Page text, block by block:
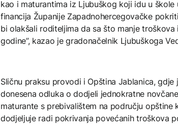
kao i maturantima iz Ljubuškog koji idu u
financija Županije Zapadnohercegovačke
bi olakšali roditeljima da sa što manje
godine”, kazao je gradonačelnik Ljubuškoga
Sličnu praksu provodi i Opština Jablanica,
donesena odluka o dodjeli jednokratne
maturante s prebivalištem na području opštine
dodjeljuje radi pokrivanja povećanih troškova